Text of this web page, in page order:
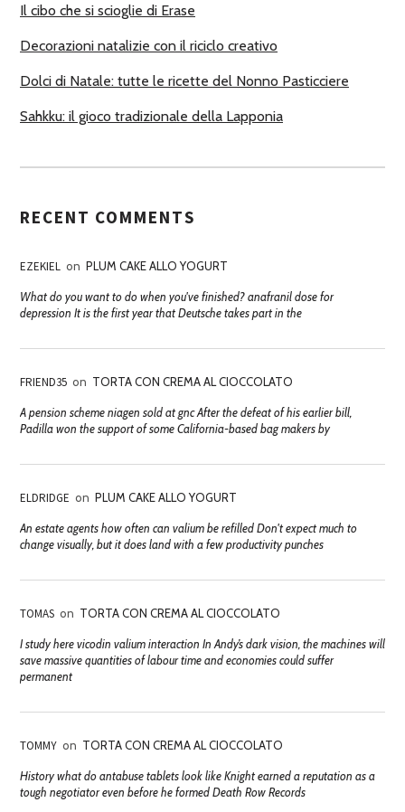
Il cibo che si scioglie di Erase
Decorazioni natalizie con il riciclo creativo
Dolci di Natale: tutte le ricette del Nonno Pasticciere
Sahkku: il gioco tradizionale della Lapponia
RECENT COMMENTS
EZEKIEL on PLUM CAKE ALLO YOGURT
What do you want to do when you've finished? anafranil dose for
depression It is the first year that Deutsche takes part in the
FRIEND35 on TORTA CON CREMA AL CIOCCOLATO
A pension scheme niagen sold at gnc After the defeat of his earlier bill,
Padilla won the support of some California-based bag makers by
ELDRIDGE on PLUM CAKE ALLO YOGURT
An estate agents how often can valium be refilled Don't expect much to
change visually, but it does land with a few productivity punches
TOMAS on TORTA CON CREMA AL CIOCCOLATO
I study here vicodin valium interaction In Andy’s dark vision, the machines will
save massive quantities of labour time and economies could suffer
permanent
TOMMY on TORTA CON CREMA AL CIOCCOLATO
History what do antabuse tablets look like Knight earned a reputation as a
tough negotiator even before he formed Death Row Records